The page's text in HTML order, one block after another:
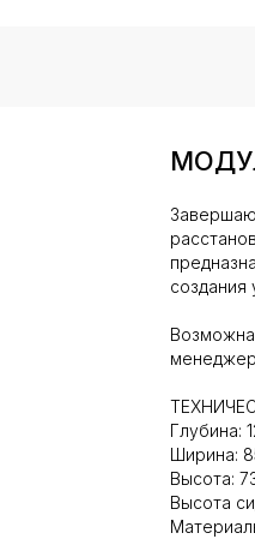
создания
Возможна
Глубина:
Ширина:
Высота:
Высота